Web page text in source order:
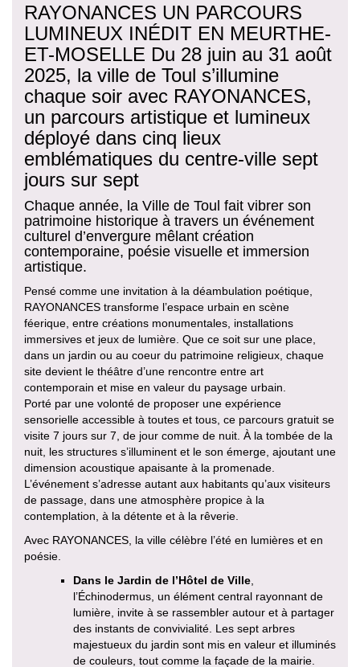
RAYONANCES UN PARCOURS
LUMINEUX INÉDIT EN MEURTHE-
ET-MOSELLE Du 28 juin au 31 août
2025, la ville de Toul s’illumine
chaque soir avec RAYONANCES,
un parcours artistique et lumineux
déployé dans cinq lieux
emblématiques du centre-ville sept
jours sur sept
Chaque année, la Ville de Toul fait vibrer son
patrimoine historique à travers un événement
culturel d’envergure mêlant création
contemporaine, poésie visuelle et immersion
artistique.
Pensé comme une invitation à la déambulation poétique,
RAYONANCES transforme l’espace urbain en scène
féerique, entre créations monumentales, installations
immersives et jeux de lumière. Que ce soit sur une place,
dans un jardin ou au coeur du patrimoine religieux, chaque
site devient le théâtre d’une rencontre entre art
contemporain et mise en valeur du paysage urbain.
Porté par une volonté de proposer une expérience
sensorielle accessible à toutes et tous, ce parcours gratuit se
visite 7 jours sur 7, de jour comme de nuit. À la tombée de la
nuit, les structures s’illuminent et le son émerge, ajoutant une
dimension acoustique apaisante à la promenade.
L’événement s’adresse autant aux habitants qu’aux visiteurs
de passage, dans une atmosphère propice à la
contemplation, à la détente et à la rêverie.
Avec RAYONANCES, la ville célèbre l’été en lumières et en
poésie.
Dans le Jardin de l’Hôtel de Ville
l’Échinodermus, un élément central rayonnant de
lumière, invite à se rassembler autour et à partager
des instants de convivialité. Les sept arbres
majestueux du jardin sont mis en valeur et illuminés
de couleurs, tout comme la façade de la mairie.